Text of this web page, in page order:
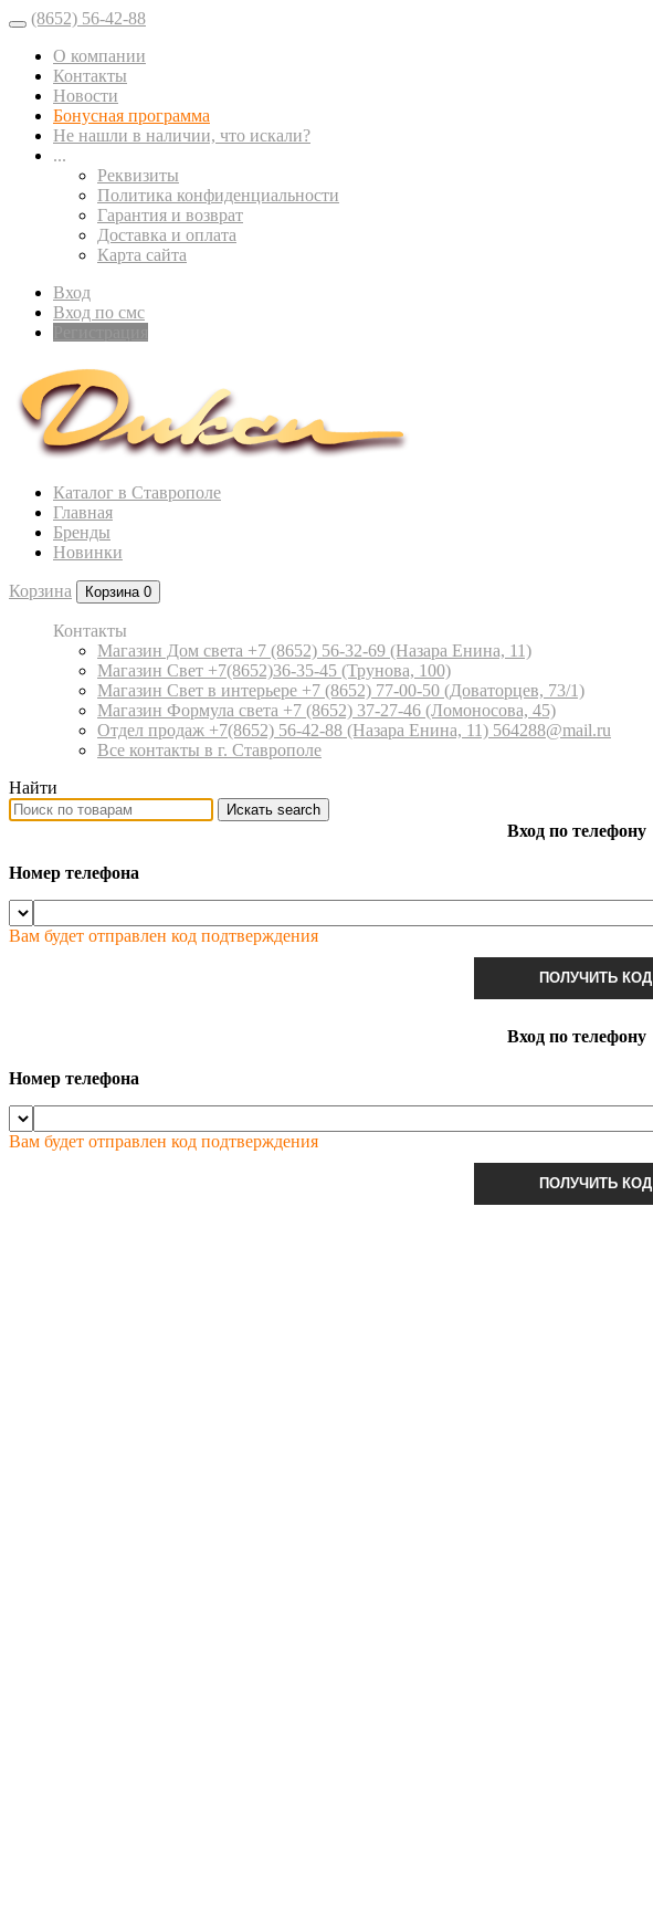
(8652) 56-42-88
О компании
Контакты
Новости
Бонусная программа
Не нашли в наличии, что искали?
...
Реквизиты
Политика конфиденциальности
Гарантия и возврат
Доставка и оплата
Карта сайта
Вход
Вход по смс
Каталог в Ставрополе
Главная
Бренды
Новинки
Корзина Корзина 0
Контакты
Магазин Дом света +7 (8652) 56-32-69 (Назара Енина, 11)
Магазин Свет +7(8652)36-35-45 (Трунова, 100)
Магазин Свет в интерьере +7 (8652) 77-00-50 (Доваторцев, 73/1)
Магазин Формула света +7 (8652) 37-27-46 (Ломоносова, 45)
Отдел продаж +7(8652) 56-42-88 (Назара Енина, 11) 564288@mail.ru
Все контакты в г. Ставрополе
Найти
Искать search
Вход по телефону
Номер телефона
Вам будет отправлен код подтверждения
ПОЛУЧИТЬ КОД
Вход по телефону
Номер телефона
Вам будет отправлен код подтверждения
ПОЛУЧИТЬ КОД